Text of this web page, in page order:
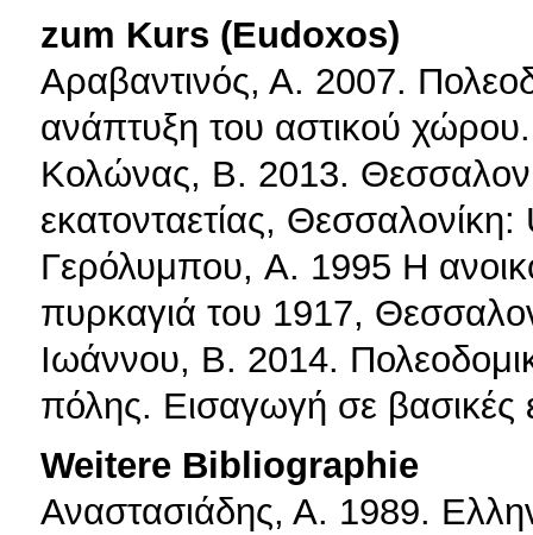
zum Kurs (Eudoxos)
Αραβαντινός, Α. 2007.
ανάπτυξη του αστικού
Κολώνας, Β. 2013.
εκατονταετίας,
Γερόλυμπου, A. 1995 Η
πυρκαγιά του 1917,
Ιωάννου, Β. 2014.
πόλης. Εισαγωγή σε βασικές
Weitere Bibliographie
Αναστασιάδης, Α. 1989.